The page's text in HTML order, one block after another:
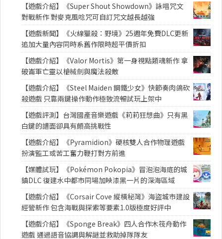
【遊戲介紹】《Super Shout Showdown》詠唱咒文
對戰新作 對麥克風唸咒可自訂咒文越長越強
【遊戲新聞】《火線獵殺：野境》25週年免費DLC更新
追加大量內容同時系舊作限時超平價折扣
【遊戲介紹】《Valor Mortis》第一身視點類魂新作 拿
破崙軍亡靈以槍械劍與魔法殺敵
【遊戲介紹】《Steel Maiden 鋼鐵少女》快節奏肉鴿砍
殺遊戲 只靠兩鍵操作動作極致流暢試玩上架中
【遊戲評測】台灣國產音樂遊戲《莉莉狂想曲》只有黑
白鍵的譜面卻具有頗高挑戰性
【遊戲介紹】《Pyramidion》硬核雙人合作物理遊戲
扮演監工或苦工奮力鞭打對方前進
【媒體試玩】《Pokémon Pokopia》冒泡泡海底的城
鎮DLC 復建水中都市同場加映漆黑一片的深海區域
【遊戲介紹】《Corsair Cove 縱橫秘灣》海盜城市建設
經營新作 包含海戰與探索等要素1.0版極度好評中
【遊戲介紹】《Sponge Break》四人合作木筏舟動作
遊戲 通過語音協調與解謎並救助掉隊隊友